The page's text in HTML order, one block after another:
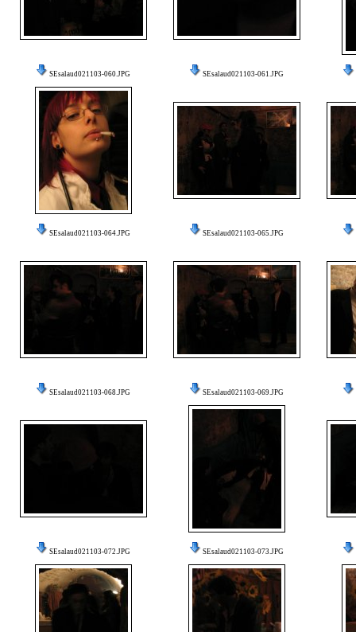
SEsalaud021103-060.JPG SEsalaud021103-061.JPG
SEsalaud021103-064.JPG SEsalaud021103-065.JPG
SEsalaud021103-068.JPG SEsalaud021103-069.JPG
SEsalaud021103-072.JPG SEsalaud021103-073.JPG